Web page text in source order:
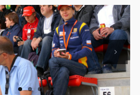
Next